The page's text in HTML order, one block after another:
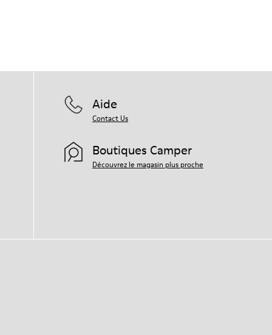
Aide
Contact Us
Boutiques Camper
Découvrez le magasin plus proche